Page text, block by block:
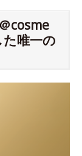
cosme
唯一の